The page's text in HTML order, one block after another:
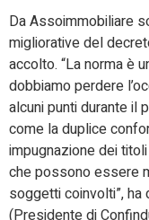
Da Assoimmobiliare
migliorative del
accolto. “La norma è
dobbiamo perdere
alcuni punti durante il
come la duplice
impugnazione dei
che possono essere
soggetti coinvolti”,